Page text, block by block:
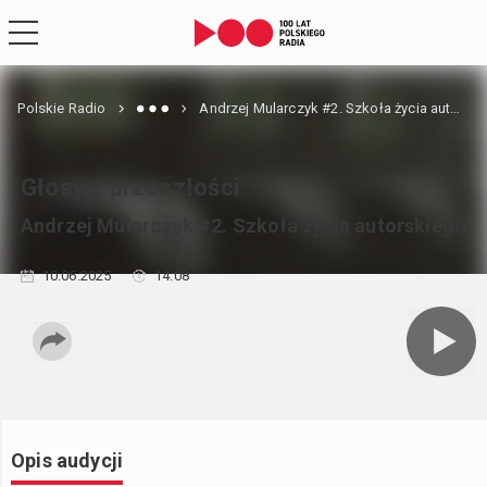
Polskie Radio Andrzej Mularczyk #2. Szkoła życia autorskiego
Głosy z przeszłości
Andrzej Mularczyk #2. Szkoła życia autorskiego
10.06.2025 14:08
Opis audycji